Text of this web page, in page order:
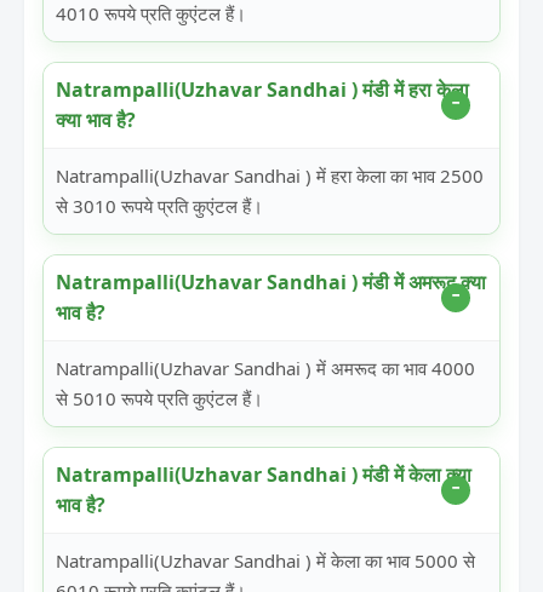
4010 रूपये प्रति कुएंटल हैं।
Natrampalli(Uzhavar Sandhai ) मंडी में हरा केला
क्या भाव है?
Natrampalli(Uzhavar Sandhai ) में हरा केला का भाव 2500
से 3010 रूपये प्रति कुएंटल हैं।
Natrampalli(Uzhavar Sandhai ) मंडी में अमरूद क्या
भाव है?
Natrampalli(Uzhavar Sandhai ) में अमरूद का भाव 4000
से 5010 रूपये प्रति कुएंटल हैं।
Natrampalli(Uzhavar Sandhai ) मंडी में केला क्या
भाव है?
Natrampalli(Uzhavar Sandhai ) में केला का भाव 5000 से